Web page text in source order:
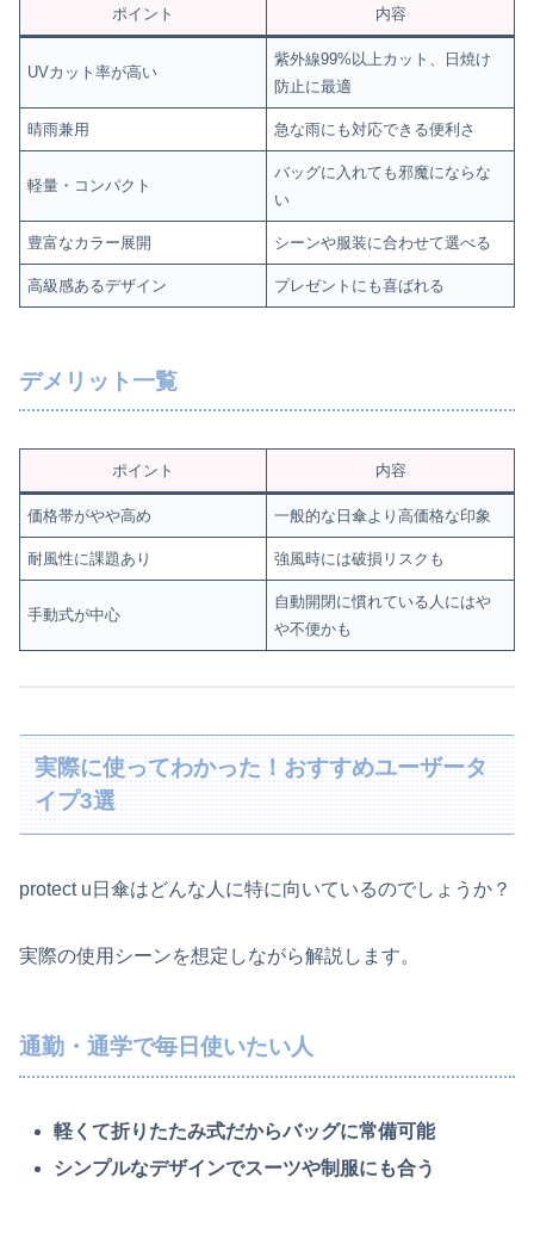
ポイント 内容
UVカット率が高い
紫外線99%以上カット、日焼け
防止に最適
晴雨兼用 急な雨にも対応できる便利さ
軽量・コンパクト
バッグに入れても邪魔にならな
い
豊富なカラー展開 シーンや服装に合わせて選べる
高級感あるデザイン プレゼントにも喜ばれる
デメリット一覧
ポイント 内容
価格帯がやや高め 一般的な日傘より高価格な印象
耐風性に課題あり 強風時には破損リスクも
手動式が中心
自動開閉に慣れている人にはや
や不便かも
実際に使ってわかった！おすすめユーザータ
イプ3選
protect u日傘はどんな人に特に向いているのでしょうか？
実際の使用シーンを想定しながら解説します。
通勤・通学で毎日使いたい人
軽くて折りたたみ式だからバッグに常備可能
シンプルなデザインでスーツや制服にも合う